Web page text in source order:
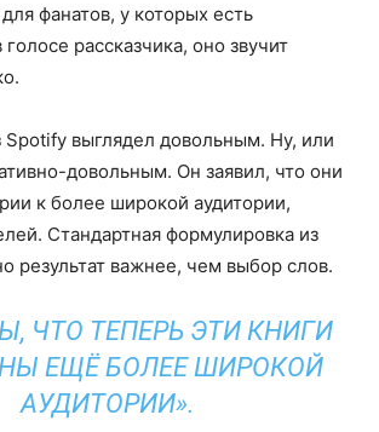
фанатов, у которых есть
рассказчика, оно звучит
выглядел довольным. Ну, или
довольным. Он заявил, что они
к более широкой аудитории,
Стандартная формулировка из
результат важнее, чем выбор слов.
ЧТО ТЕПЕРЬ ЭТИ КНИГИ
ЕЩЁ БОЛЕЕ ШИРОКОЙ
АУДИТОРИИ».